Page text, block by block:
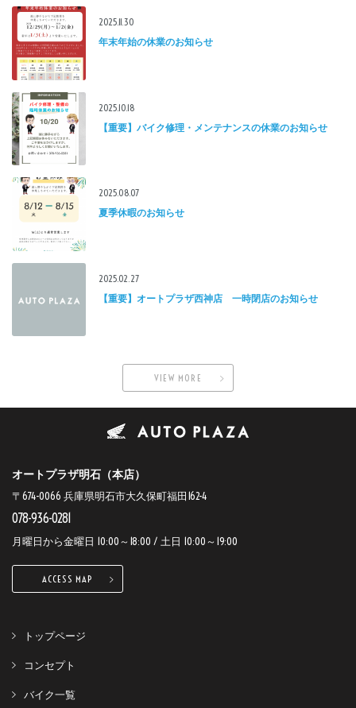
2025.11.30
年末年始の休業のお知らせ
2025.10.18
【重要】バイク修理・メンテナンスの休業のお知らせ
2025.08.07
夏季休暇のお知らせ
2025.02.27
【重要】オートプラザ西神店 一時閉店のお知らせ
VIEW MORE
オートプラザ明石（本店）
〒674-0066 兵庫県明石市大久保町福田162-4
078-936-0281
月曜日から金曜日 10:00～18:00 / 土日 10:00～19:00
ACCESS MAP
トップページ
コンセプト
バイク一覧